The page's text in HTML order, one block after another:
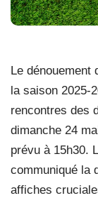
Le dénouement
la saison 2025-
rencontres des
dimanche 24
prévu à 15h30.
communiqué la
affiches